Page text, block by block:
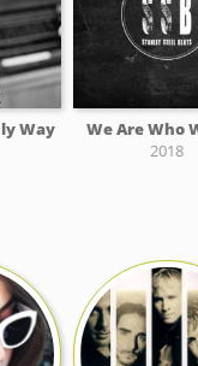
Way
We Are Who
2018